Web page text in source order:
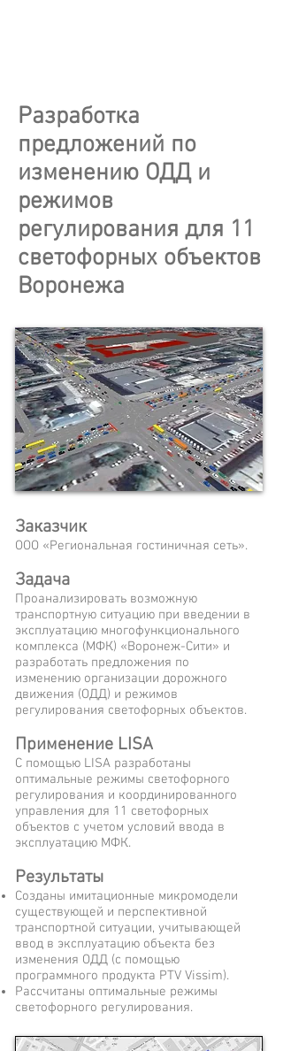
Разработка
предложений по
изменению ОДД и
режимов
регулирования для 11
светофорных объектов
Воронежа
Заказчик
ООО «Региональная гостиничная сеть».
Задача
Проанализировать возможную
транспортную ситуацию при введении в
эксплуатацию многофункционального
комплекса (МФК) «Воронеж-Сити» и
разработать предложения по
изменению организации дорожного
движения (ОДД) и режимов
регулирования светофорных объектов.
Применение LISA
С помощью LISA разработаны
оптимальные режимы светофорного
регулирования и координированного
управления для 11 светофорных
объектов с учетом условий ввода в
эксплуатацию МФК.
Результаты
Созданы имитационные микромодели
существующей и перспективной
транспортной ситуации, учитывающей
ввод в эксплуатацию объекта без
изменения ОДД (с помощью
программного продукта PTV Vissim).
Рассчитаны оптимальные режимы
светофорного регулирования.